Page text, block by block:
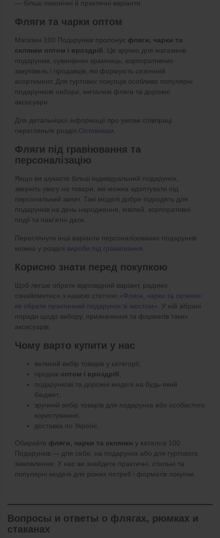
— більш лаконічні й практичні варіанти.
Фляги та чарки оптом
Магазин 100 Подарунків пропонує фляги, чарки та
склянки оптом і вроздріб. Це зручно для магазинів
подарунків, сувенірних крамниць, корпоративних
закупівель і продавців, які формують сезонний
асортимент. Для гуртових покупців особливо популярні
подарункові набори, металеві фляги та дорожні
аксесуари.
Для детальнішої інформації про умови співпраці
перегляньте розділ Оптовикам.
Фляги під гравіювання та
персоналізацію
Якщо ви шукаєте більш індивідуальний подарунок,
зверніть увагу на товари, які можна адаптувати під
персональний запит. Такі моделі добре підходять для
подарунків на день народження, ювілей, корпоративні
події та пам’ятні дати.
Переглянути інші варіанти персоналізованих подарунків
можна у розділі вироби під гравіювання.
Корисно знати перед покупкою
Щоб легше обрати відповідний варіант, радимо
ознайомитися з нашою статтею «Фляги, чарки та склянки:
як обрати практичний подарунок зі змістом». У ній зібрані
поради щодо вибору, призначення та форматів таких
аксесуарів.
Чому варто купити у нас
великий вибір товарів у категорії;
продаж оптом і вроздріб;
подарункові та дорожні моделі на будь-який
бюджет;
зручний вибір товарів для подарунка або особистого
користування;
доставка по Україні.
Обирайте фляги, чарки та склянки у каталозі 100
Подарунків — для себе, на подарунок або для гуртового
замовлення. У нас ви знайдете практичні, стильні та
популярні моделі для різних потреб і форматів покупки.
Вопросы и ответы о флягах, рюмках и
стаканах